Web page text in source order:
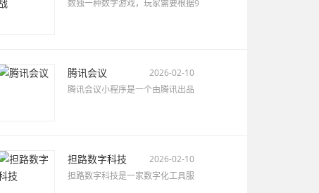
数独一种数学游戏，玩家需要根据9
腾讯会议
2026-02-10
腾讯会议小程序是一个由腾讯出品
担路数字科技
2026-02-10
担路数字科技是一家数字化工具服